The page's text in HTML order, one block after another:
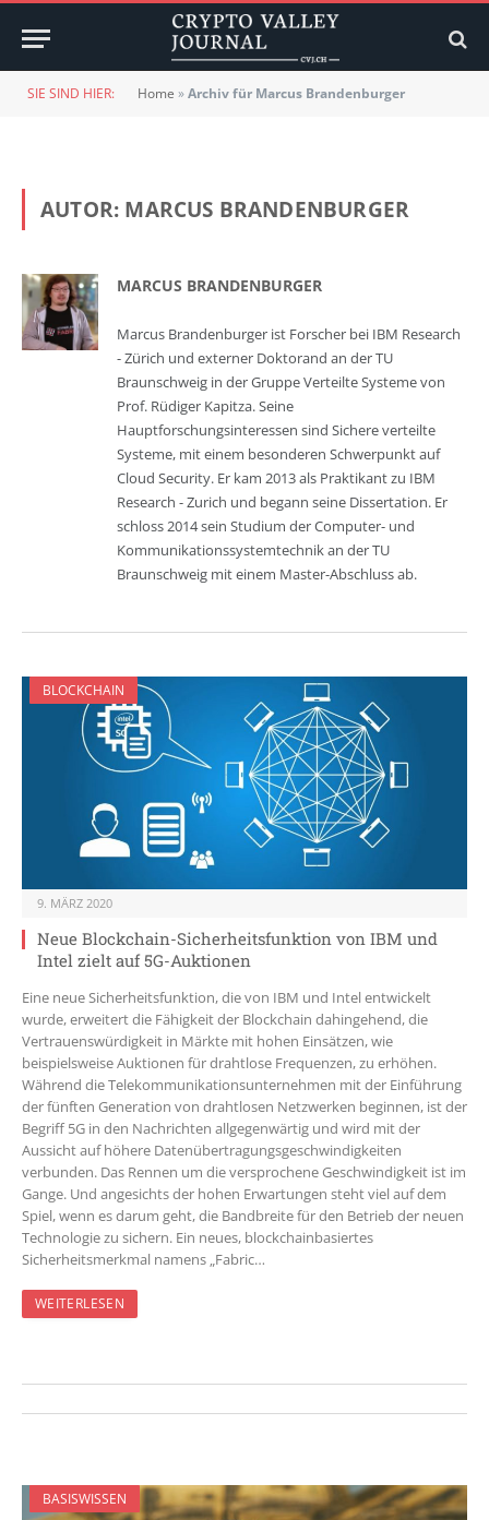
SIE SIND HIER: Home »Archiv für Marcus Brandenburger
AUTOR: MARCUS BRANDENBURGER
MARCUS BRANDENBURGER
Marcus Brandenburger ist Forscher bei IBM Research
- Zürich und externer Doktorand an der TU
Braunschweig in der Gruppe Verteilte Systeme von
Prof. Rüdiger Kapitza. Seine
Hauptforschungsinteressen sind Sichere verteilte
Systeme, mit einem besonderen Schwerpunkt auf
Cloud Security. Er kam 2013 als Praktikant zu IBM
Research - Zurich und begann seine Dissertation. Er
schloss 2014 sein Studium der Computer- und
Kommunikationssystemtechnik an der TU
Braunschweig mit einem Master-Abschluss ab.
BLOCKCHAIN
9. MÄRZ 2020
Neue Blockchain-Sicherheitsfunktion von IBM und
Intel zielt auf 5G-Auktionen
Eine neue Sicherheitsfunktion, die von IBM und Intel entwickelt
wurde, erweitert die Fähigkeit der Blockchain dahingehend, die
Vertrauenswürdigkeit in Märkte mit hohen Einsätzen, wie
beispielsweise Auktionen für drahtlose Frequenzen, zu erhöhen.
Während die Telekommunikationsunternehmen mit der Einführung
der fünften Generation von drahtlosen Netzwerken beginnen, ist der
Begriff 5G in den Nachrichten allgegenwärtig und wird mit der
Aussicht auf höhere Datenübertragungsgeschwindigkeiten
verbunden. Das Rennen um die versprochene Geschwindigkeit ist im
Gange. Und angesichts der hohen Erwartungen steht viel auf dem
Spiel, wenn es darum geht, die Bandbreite für den Betrieb der neuen
Technologie zu sichern. Ein neues, blockchainbasiertes
Sicherheitsmerkmal namens „Fabric…
WEITERLESEN
BASISWISSEN